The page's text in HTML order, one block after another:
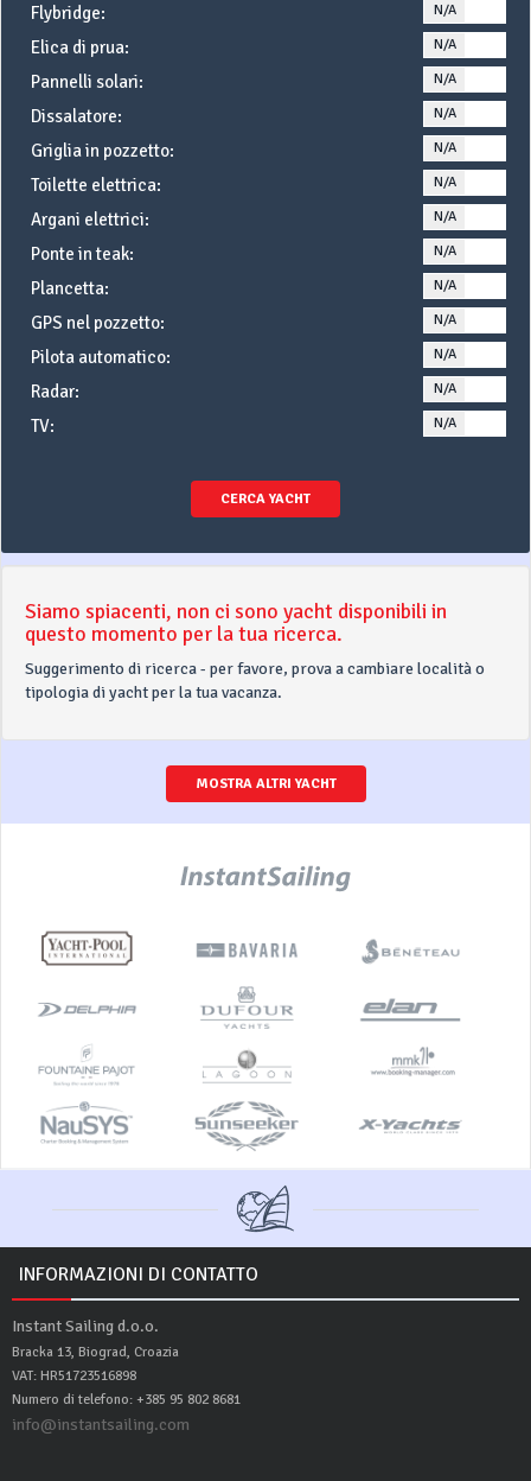
Flybridge: N/A
Elica di prua: N/A
Pannelli solari: N/A
Dissalatore: N/A
Griglia in pozzetto: N/A
Toilette elettrica: N/A
Argani elettrici: N/A
Ponte in teak: N/A
Plancetta: N/A
GPS nel pozzetto: N/A
Pilota automatico: N/A
Radar: N/A
TV: N/A
CERCA YACHT
Siamo spiacenti, non ci sono yacht disponibili in
questo momento per la tua ricerca.
Suggerimento di ricerca - per favore, prova a cambiare località o
tipologia di yacht per la tua vacanza.
MOSTRA ALTRI YACHT
INFORMAZIONI DI CONTATTO
Instant Sailing d.o.o.
Bracka 13, Biograd, Croazia
VAT: HR51723516898
Numero di telefono: +385 95 802 8681
info@instantsailing.com